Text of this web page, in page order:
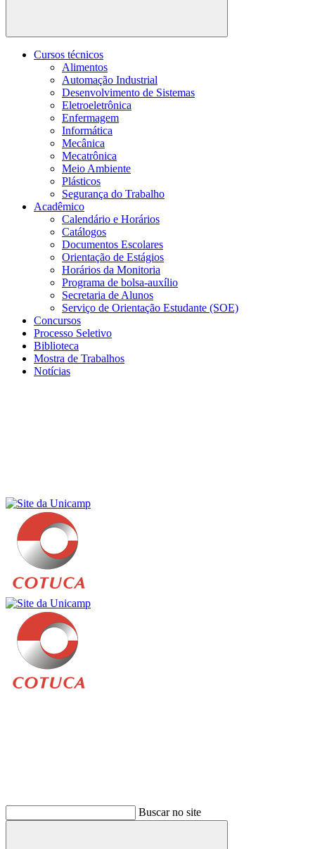
Buscar
Cursos técnicos
Alimentos
Automação Industrial
Desenvolvimento de Sistemas
Eletroeletrônica
Enfermagem
Informática
Mecânica
Mecatrônica
Meio Ambiente
Plásticos
Segurança do Trabalho
Acadêmico
Calendário e Horários
Catálogos
Documentos Escolares
Orientação de Estágios
Horários da Monitoria
Programa de bolsa-auxílio
Secretaria de Alunos
Serviço de Orientação Estudante (SOE)
Concursos
Processo Seletivo
Biblioteca
Mostra de Trabalhos
Notícias
Buscar no site